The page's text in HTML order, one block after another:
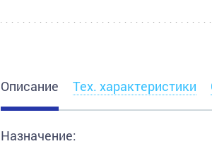
Описание Тех. характеристики
Назначение: